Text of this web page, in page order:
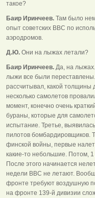
такое?
Баир Иринчеев. Там было
опыт советских ВВС по
аэродромов.
Д.Ю. Они на лыжах летали?
Баир Иринчеев. Да, на
лыжи все были
рассчитывал, какой
несколько самолетов
момент, конечно очень
бураны, которые для
испытание. Третье,
пилотов бомбардировщиков.
финской войны, первые
какие-то небольшие. Потом,
После этого начинается
недели ВВС не летают.
фронте требуют воздушную
на фронте 139-й дивизии